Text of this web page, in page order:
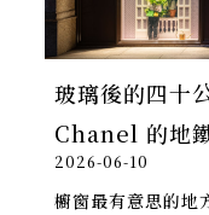
玻璃後的四十
Chanel 的地
時刻
2026-06-10
櫥窗最有意思的地